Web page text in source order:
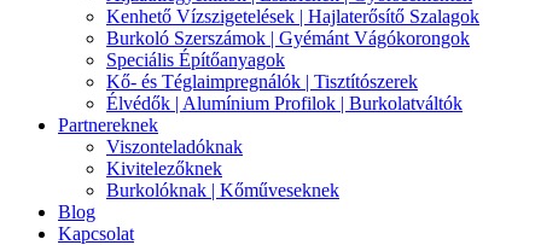
Kenhető Vízszigetelések | Hajlaterősítő Szalagok
Burkoló Szerszámok | Gyémánt Vágókorongok
Speciális Építőanyagok
Kő- és Téglaimpregnálók | Tisztítószerek
Élvédők | Alumínium Profilok | Burkolatváltók
Partnereknek
Viszonteladóknak
Kivitelezőknek
Burkolóknak | Kőműveseknek
Blog
Kapcsolat